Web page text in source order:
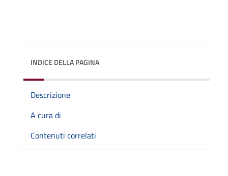
INDICE DELLA PAGINA
Descrizione
A cura di
Contenuti correlati